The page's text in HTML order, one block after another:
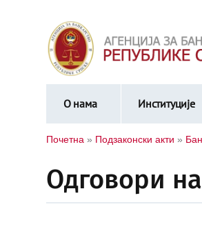
О нама Институције
Почетна » Подзаконски акти »
Одговори